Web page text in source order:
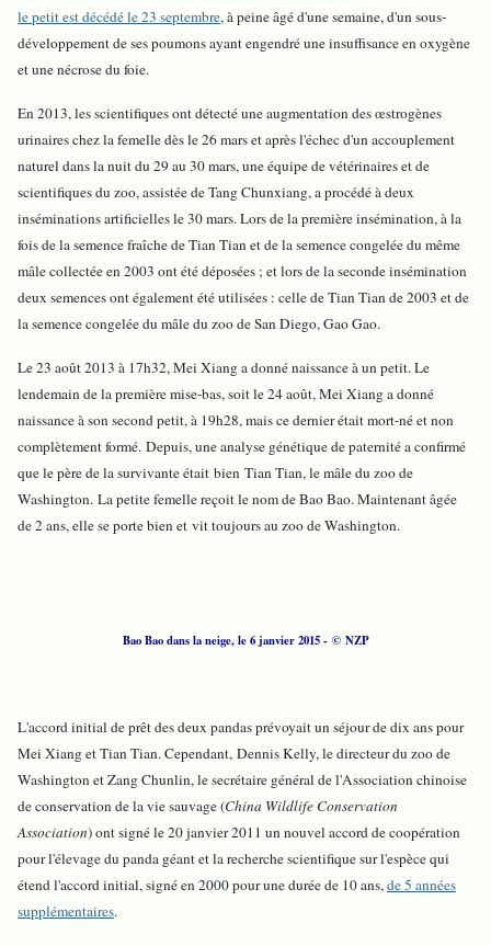
le petit est décédé le 23 septembre, à peine âgé d'une semaine, d'un sous-
développement de ses poumons ayant engendré une insuffisance en oxygène
et une nécrose du foie.
En 2013, les scientifiques ont détecté une augmentation des œstrogènes
urinaires chez la femelle dès le 26 mars et après l'échec d'un accouplement
naturel dans la nuit du 29 au 30 mars, une équipe de vétérinaires et de
scientifiques du zoo, assistée de Tang Chunxiang, a procédé à deux
inséminations artificielles le 30 mars. Lors de la première insémination, à la
fois de la semence fraîche de Tian Tian et de la semence congelée du même
mâle collectée en 2003 ont été déposées ; et lors de la seconde insémination
deux semences ont également été utilisées : celle de Tian Tian de 2003 et de
la semence congelée du mâle du zoo de San Diego, Gao Gao.
Le 23 août 2013 à 17h32, Mei Xiang a donné naissance à un petit. Le
lendemain de la première mise-bas, soit le 24 août, Mei Xiang a donné
naissance à son second petit, à 19h28, mais ce dernier était mort-né et non
complètement formé. Depuis, une analyse génétique de paternité a confirmé
que le père de la survivante était bien Tian Tian, le mâle du zoo de
Washington. La petite femelle reçoit le nom de Bao Bao.Maintenant âgée
de 2 ans, elle se porte bien et vit toujours au zoo de Washington.
Bao Bao dans la neige, le 6 janvier 2015 - © NZP
L'accord initial de prêt des deux pandas prévoyait un séjour de dix ans pour
Mei Xiang et Tian Tian. Cependant, Dennis Kelly, le directeur du zoo de
Washington et Zang Chunlin, le secrétaire général de l'Association chinoise
de conservation de la vie sauvage (China Wildlife Conservation
Association) ont signé le 20 janvier 2011 un nouvel accord de coopération
pour l'élevage du panda géant et la recherche scientifique sur l'espèce qui
étend l'accord initial, signé en 2000 pour une durée de 10 ans,de 5 années
supplémentaires.